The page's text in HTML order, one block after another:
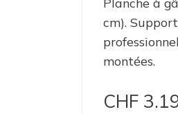
cm).
montées.
CHF